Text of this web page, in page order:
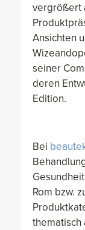
vergrößert
Ansichten
seiner
deren
Edition.
Bei
Rom bzw.
thematisch